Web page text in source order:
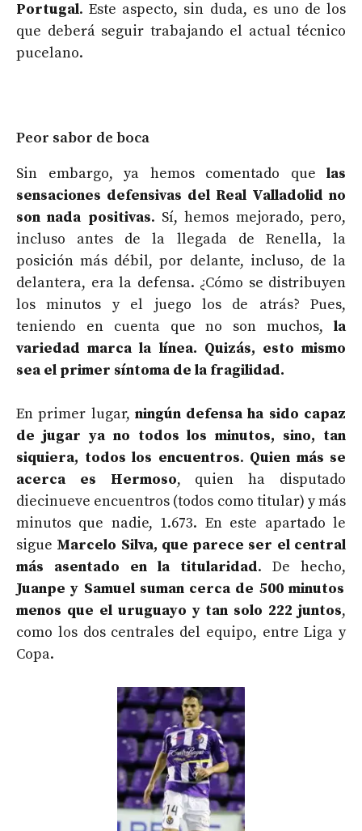
Portugal. Este aspecto, sin duda, es uno de los
que deberá seguir trabajando el actual técnico
pucelano.
Peor sabor de boca
Sin embargo, ya hemos comentado que las
sensaciones defensivas del Real Valladolid no
son nada positivas. Sí, hemos mejorado, pero,
incluso antes de la llegada de Renella, la
posición más débil, por delante, incluso, de la
delantera, era la defensa. ¿Cómo se distribuyen
los minutos y el juego los de atrás? Pues,
teniendo en cuenta que no son muchos, la
variedad marca la línea. Quizás, esto mismo
sea el primer síntoma de la fragilidad.
En primer lugar, ningún defensa ha sido capaz
de jugar ya no todos los minutos, sino, tan
siquiera, todos los encuentros. Quien más se
acerca es Hermoso, quien ha disputado
diecinueve encuentros (todos como titular) y más
minutos que nadie, 1.673. En este apartado le
sigue Marcelo Silva, que parece ser el central
más asentado en la titularidad. De hecho,
Juanpe y Samuel suman cerca de 500 minutos
menos que el uruguayo y tan solo 222 juntos,
como los dos centrales del equipo, entre Liga y
Copa.